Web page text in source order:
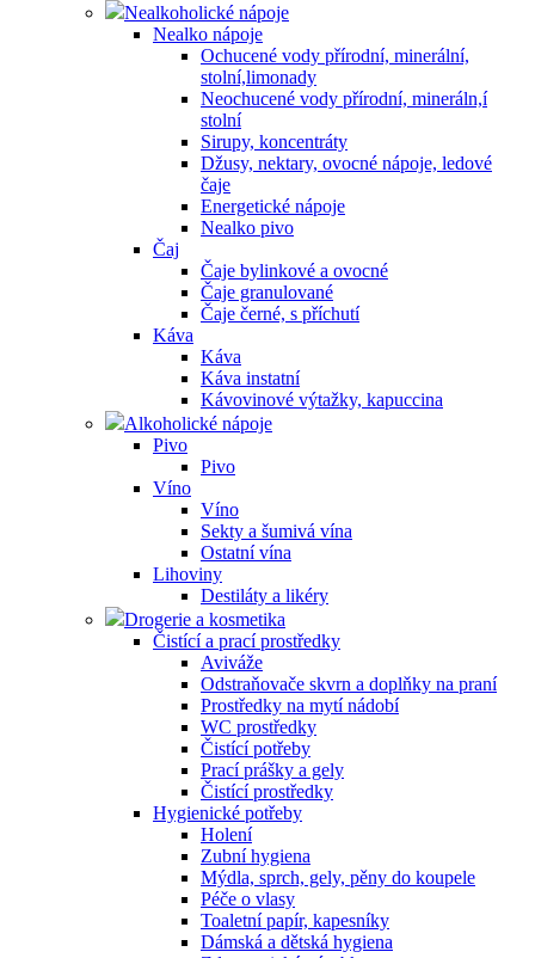
Nealkoholické nápoje
Nealko nápoje
Ochucené vody přírodní, minerální,
stolní,limonady
Neochucené vody přírodní, mineráln,í
stolní
Sirupy, koncentráty
Džusy, nektary, ovocné nápoje, ledové
čaje
Energetické nápoje
Nealko pivo
Čaj
Čaje bylinkové a ovocné
Čaje granulované
Čaje černé, s příchutí
Káva
Káva
Káva instatní
Kávovinové výtažky, kapuccina
Alkoholické nápoje
Pivo
Pivo
Víno
Víno
Sekty a šumivá vína
Ostatní vína
Lihoviny
Destiláty a likéry
Drogerie a kosmetika
Čistící a prací prostředky
Aviváže
Odstraňovače skvrn a doplňky na praní
Prostředky na mytí nádobí
WC prostředky
Čistící potřeby
Prací prášky a gely
Čistící prostředky
Hygienické potřeby
Holení
Zubní hygiena
Mýdla, sprch, gely, pěny do koupele
Péče o vlasy
Toaletní papír, kapesníky
Dámská a dětská hygiena